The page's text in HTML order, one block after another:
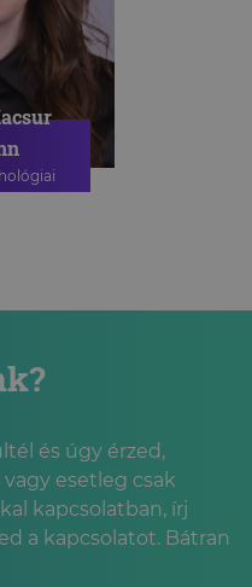
és úgy érzed,
esetleg csak
kapcsolatban, írj
a kapcsolatot. Bátran